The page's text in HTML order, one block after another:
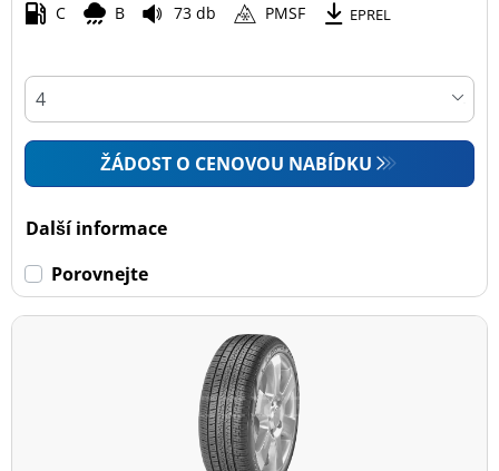
C B 73 db PMSF EPREL
ŽÁDOST O CENOVOU NABÍDKU
Další informace
Porovnejte